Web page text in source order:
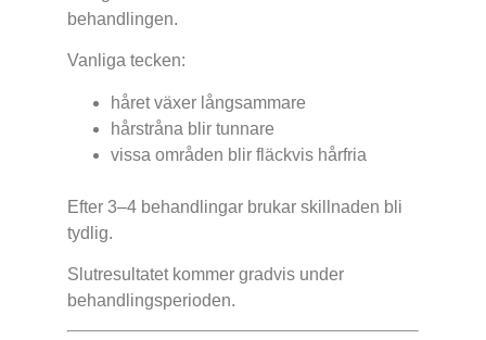
behandlingen.
Vanliga tecken:
håret växer långsammare
hårstråna blir tunnare
vissa områden blir fläckvis hårfria
Efter 3–4 behandlingar brukar skillnaden bli
tydlig.
Slutresultatet kommer gradvis under
behandlingsperioden.